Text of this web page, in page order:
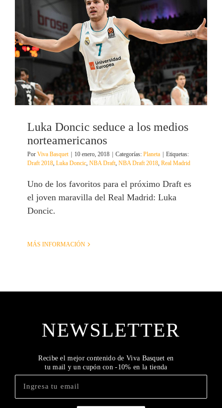
Luka Doncic seduce a los medios
norteamericanos
Por Viva Basquet 10 enero, 2018 Categorías: Planeta
Etiquetas:
Draft 2018, Luka Doncic, NBA Draft, NBA Draft 2018, Real Madrid
Uno de los favoritos para el próximo Draft es
el joven maravilla del Real Madrid: Luka
Doncic.
MÁS INFORMACIÓN
NEWSLETTER
Recibe el mejor contenido de Viva Basquet en
tu mail y un cupón con -10% en la tienda